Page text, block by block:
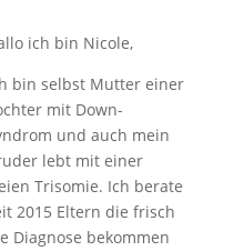
ich bin Nicole,
bin selbst Mutter einer
mit Down-
und auch mein
lebt mit einer
Trisomie. Ich berate
2015 Eltern die frisch
Diagnose bekommen